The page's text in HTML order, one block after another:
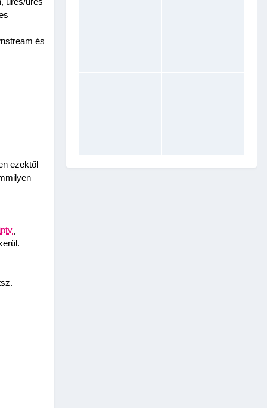
és
ezektől
iptv